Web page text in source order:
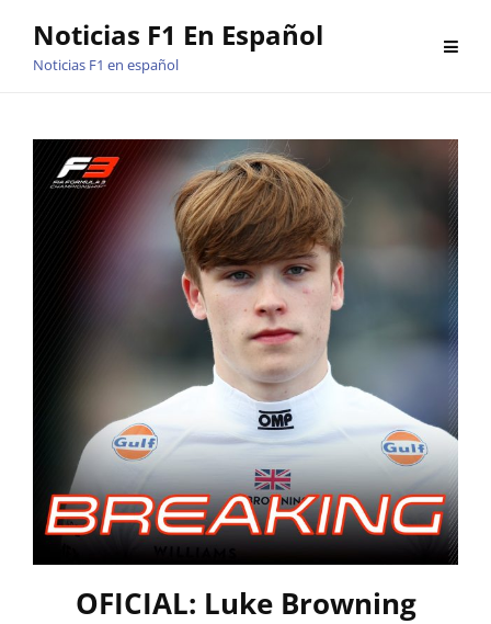
Noticias F1 En Español
Noticias F1 en español
OFICIAL: Luke Browning